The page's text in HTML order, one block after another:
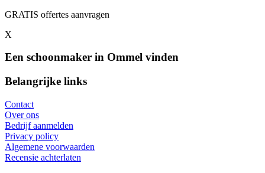
GRATIS offertes aanvragen
X
Een schoonmaker in Ommel vinden
Belangrijke links
Contact
Over ons
Bedrijf aanmelden
Privacy policy
Algemene voorwaarden
Recensie achterlaten